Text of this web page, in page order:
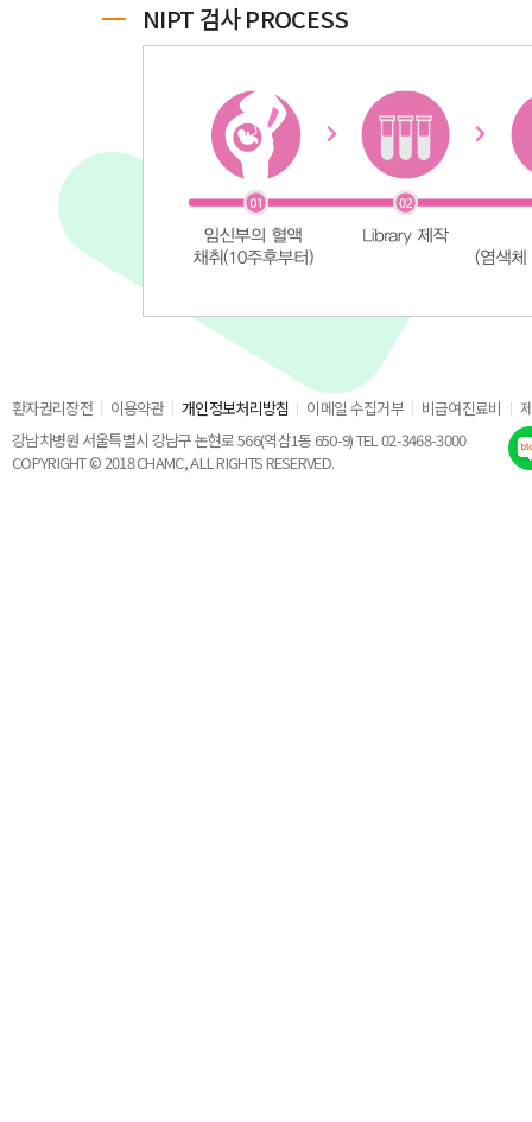
NIPT 검사 PROCESS
환자권리장전 이용약관 개인정보처리방침 이메일 수집거부 비급여진료비
강남차병원 서울특별시 강남구 논현로 566(역삼1동 650-9) TEL 02-3468-3000
COPYRIGHT © 2018 CHAMC, ALL RIGHTS RESERVED.